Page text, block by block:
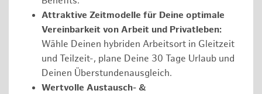
Attraktive Zeitmodelle für Deine optimale
Vereinbarkeit von Arbeit und Privatleben:
Wähle Deinen hybriden Arbeitsort in Gleitzeit
und Teilzeit-, plane Deine 30 Tage Urlaub und
Deinen Überstundenausgleich.
Wertvolle Austausch- &